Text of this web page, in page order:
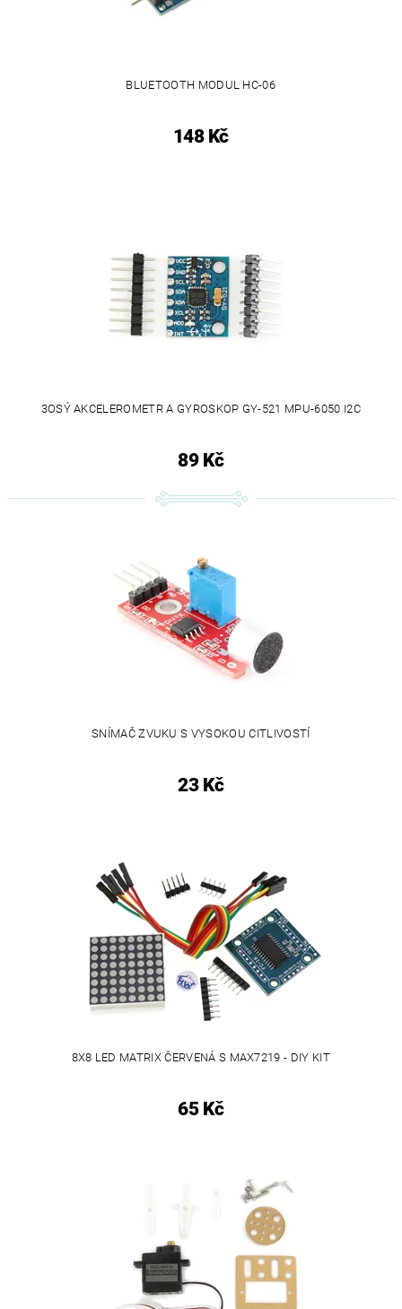
BLUETOOTH MODUL HC-06
148 Kč
3OSÝ AKCELEROMETR A GYROSKOP GY-521 MPU-6050 I2C
89 Kč
SNÍMAČ ZVUKU S VYSOKOU CITLIVOSTÍ
23 Kč
8X8 LED MATRIX ČERVENÁ S MAX7219 - DIY KIT
65 Kč